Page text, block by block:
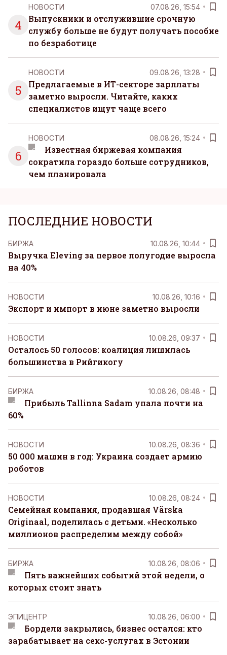
4
НОВОСТИ 07.08.26, 15:54
Выпускники и отслужившие срочную
службу больше не будут получать пособие
по безработице
5
НОВОСТИ 09.08.26, 13:28
Предлагаемые в ИТ-секторе зарплаты
заметно выросли. Читайте, каких
специалистов ищут чаще всего
6
НОВОСТИ 08.08.26, 15:24
Известная биржевая компания
сократила гораздо больше сотрудников,
чем планировала
ПОСЛЕДНИЕ НОВОСТИ
БИРЖА 10.08.26, 10:44
Выручка Eleving за первое полугодие выросла
на 40%
НОВОСТИ 10.08.26, 10:16
Экспорт и импорт в июне заметно выросли
НОВОСТИ 10.08.26, 09:37
Осталось 50 голосов: коалиция лишилась
большинства в Рийгикогу
БИРЖА 10.08.26, 08:48
Прибыль Tallinna Sadam упала почти на
60%
НОВОСТИ 10.08.26, 08:36
50 000 машин в год: Украина создает армию
роботов
НОВОСТИ 10.08.26, 08:24
Семейная компания, продавшая Värska
Originaal, поделилась с детьми. «Несколько
миллионов распределим между собой»
БИРЖА 10.08.26, 08:06
Пять важнейших событий этой недели, о
которых стоит знать
ЭПИЦЕНТР 10.08.26, 06:00
Бордели закрылись, бизнес остался: кто
зарабатывает на секс-услугах в Эстонии